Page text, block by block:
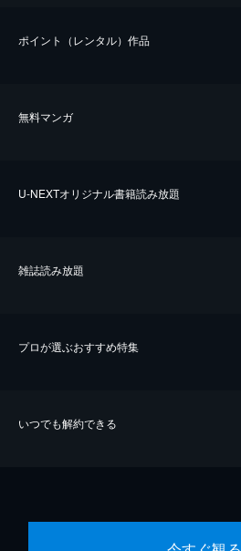
ポイント（レンタル）作品
無料マンガ
U-NEXTオリジナル書籍読み放題
雑誌読み放題
プロが選ぶおすすめ特集
いつでも解約できる